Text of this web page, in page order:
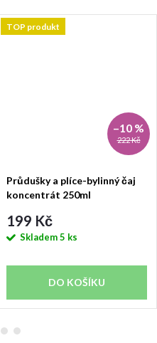
TOP produkt
222 Kč
–10 %
Průdušky a plíce-bylinný čaj
koncentrát 250ml
199 Kč
Skladem5 ks
DO KOŠÍKU